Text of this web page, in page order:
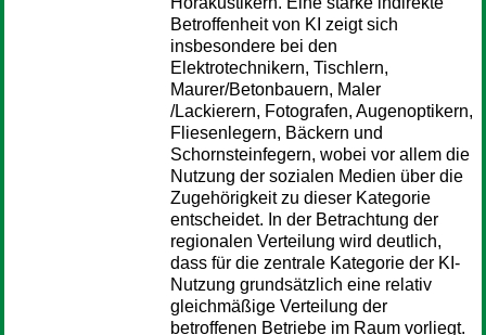
Betroffenheit von KI zeigt sich
insbesondere bei den
Elektrotechnikern, Tischlern,
Maurer/Betonbauern, Maler
/Lackierern, Fotografen, Augenoptikern,
Fliesenlegern, Bäckern und
Schornsteinfegern, wobei vor allem die
Nutzung der sozialen Medien über die
Zugehörigkeit zu dieser Kategorie
entscheidet. In der Betrachtung der
regionalen Verteilung wird deutlich,
dass für die zentrale Kategorie der KI-
Nutzung grundsätzlich eine relativ
gleichmäßige Verteilung der
betroffenen Betriebe im Raum vorliegt.